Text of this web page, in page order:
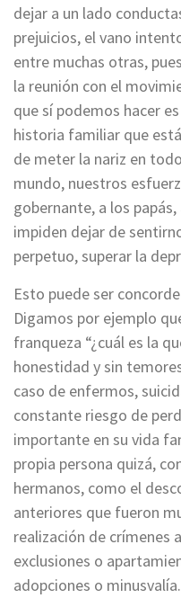
dejar a un lado
prejuicios, el vano
entre muchas otras,
la reunión con el
que sí podemos hacer
historia familiar que
de meter la nariz en
mundo, nuestros
gobernante, a los
impiden dejar de
perpetuo, superar la
Esto puede ser
Digamos por ejemplo
franqueza “¿cuál es la
honestidad y sin
caso de enfermos,
constante riesgo de
importante en su vida
propia persona quizá,
hermanos, como el
anteriores que fueron
realización de crímenes
exclusiones o
adopciones o